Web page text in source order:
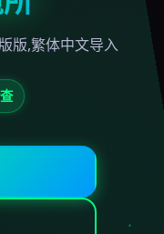
版,繁体中文导入